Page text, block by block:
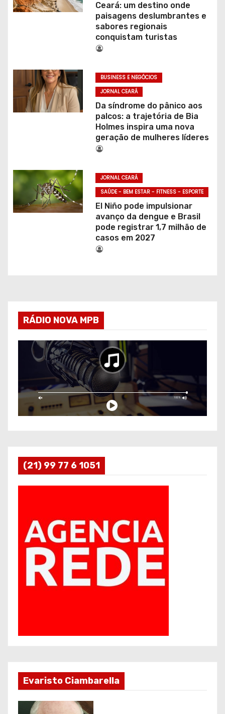
Ceará: um destino onde
paisagens deslumbrantes e
sabores regionais
conquistam turistas
BUSINESS E NEGÓCIOS
JORNAL CEARÁ
Da síndrome do pânico aos
palcos: a trajetória de Bia
Holmes inspira uma nova
geração de mulheres líderes
JORNAL CEARÁ
SAÚDE - BEM ESTAR - FITNESS - ESPORTE
El Niño pode impulsionar
avanço da dengue e Brasil
pode registrar 1,7 milhão de
casos em 2027
RÁDIO NOVA MPB
(21) 99 77 6 1051
Evaristo Ciambarella